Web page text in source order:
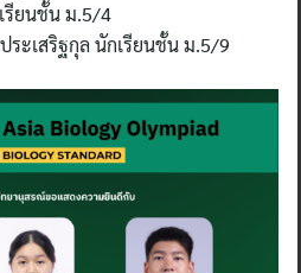
รียนชั้น ม.5/4
ะเสริฐกุล นักเรียนชั้น ม.5/9